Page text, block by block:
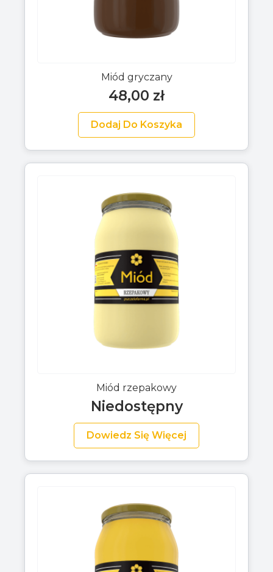
Miód gryczany
48,00 zł
Dodaj Do Koszyka
Miód rzepakowy
Niedostępny
Dowiedz Się Więcej